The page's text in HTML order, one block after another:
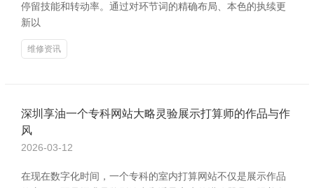
停留技能和转动率。通过对环节词的精确布局、本色的执续更
新以
维修资讯
深圳享油一个专科网站大略灵验展示打算师的作品与作
风
2026-03-12
在现在数字化时间，一个专科的室内打算网站不仅是展示作品